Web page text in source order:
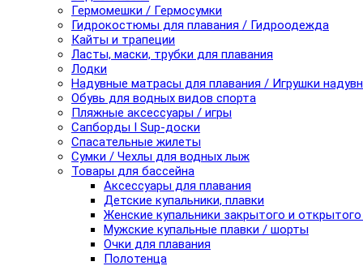
Гермомешки / Гермосумки
Гидрокостюмы для плавания / Гидроодежда
Кайты и трапеции
Ласты, маски, трубки для плавания
Лодки
Надувные матрасы для плавания / Игрушки
Обувь для водных видов спорта
Пляжные аксессуары / игры
Сапборды I Sup-доски
Спасательные жилеты
Сумки / Чехлы для водных лыж
Товары для бассейна
Аксессуары для плавания
Детские купальники, плавки
Женские купальники закрытого и
Мужские купальные плавки / шорты
Очки для плавания
Полотенца